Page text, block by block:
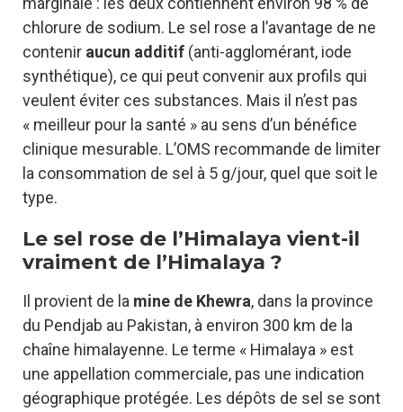
chlorure de sodium. Le sel rose a l’avantage de ne
contenir aucun additif (anti-agglomérant, iode
synthétique), ce qui peut convenir aux profils qui
veulent éviter ces substances. Mais il n’est pas
« meilleur pour la santé » au sens d’un bénéfice
clinique mesurable. L’OMS recommande de limiter
la consommation de sel à 5 g/jour, quel que soit le
type.
Le sel rose de l’Himalaya vient-il
vraiment de l’Himalaya ?
Il provient de la mine de Khewra, dans la province
du Pendjab au Pakistan, à environ 300 km de la
chaîne himalayenne. Le terme « Himalaya » est
une appellation commerciale, pas une indication
géographique protégée. Les dépôts de sel se sont